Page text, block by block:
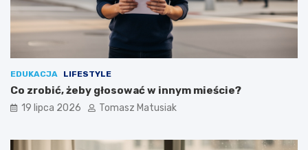
EDUKACJA LIFESTYLE
Co zrobić, żeby głosować w innym mieście?
19 lipca 2026 Tomasz Matusiak